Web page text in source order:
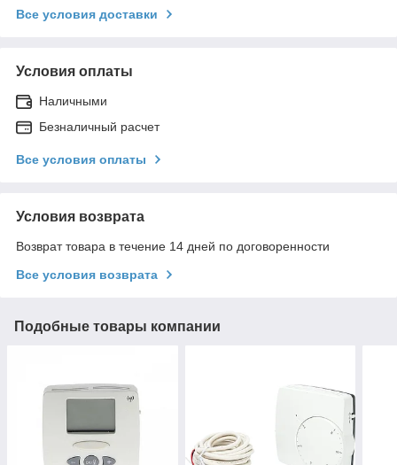
Все условия доставки
Условия оплаты
Наличными
Безналичный расчет
Все условия оплаты
Условия возврата
Возврат товара в течение 14 дней по договоренности
Все условия возврата
Подобные товары компании